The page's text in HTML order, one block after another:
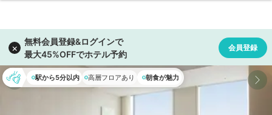
駅から5分以内 高層フロアあり 朝食が魅力